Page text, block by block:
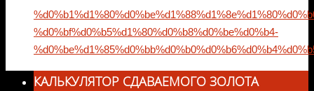
%d0%bf%d0%b5%d1%80%d0%b8%d0%be%d0%b4-
КАЛЬКУЛЯТОР СДАВАЕМОГО ЗОЛОТА